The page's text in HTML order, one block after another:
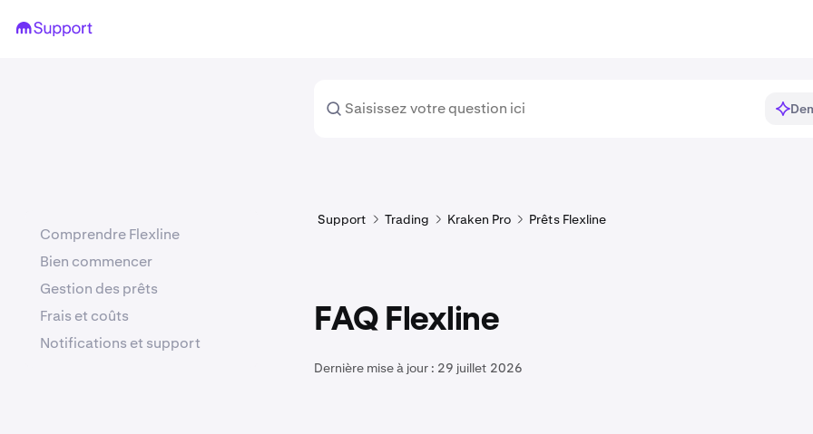
Support Trading Kraken Pro Prêts Flexline
FAQ Flexline
Dernière mise à jour : 29 juillet 2026
Comprendre Flexline
Bien commencer
Gestion des prêts
Frais et coûts
Notifications et support